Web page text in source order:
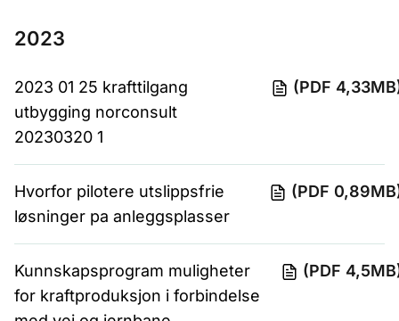
2023
2023 01 25 krafttilgang
utbygging norconsult
20230320 1
(PDF
Hvorfor pilotere utslippsfrie
løsninger pa anleggsplasser
(PDF
Kunnskapsprogram muligheter
for kraftproduksjon i forbindelse
(PDF